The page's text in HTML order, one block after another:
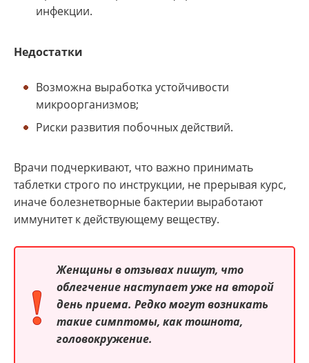
инфекции.
Недостатки
Возможна выработка устойчивости
микроорганизмов;
Риски развития побочных действий.
Врачи подчеркивают, что важно принимать
таблетки строго по инструкции, не прерывая курс,
иначе болезнетворные бактерии выработают
иммунитет к действующему веществу.
Женщины в отзывах пишут, что
облегчение наступает уже на второй
день приема. Редко могут возникать
такие симптомы, как тошнота,
головокружение.